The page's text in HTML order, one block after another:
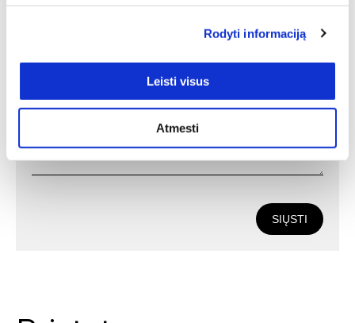
Rodyti informaciją
Leisti visus
Atmesti
SIŲSTI